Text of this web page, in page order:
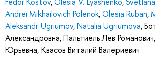
Andrei Mikhailovich Polenok,Olesia Ruban,
Aleksandr Ugriumov,Natalia Ugriumova,
Александровна,Пальтиель Лев Романович,
Юрьевна,Квасов Виталий Валериевич